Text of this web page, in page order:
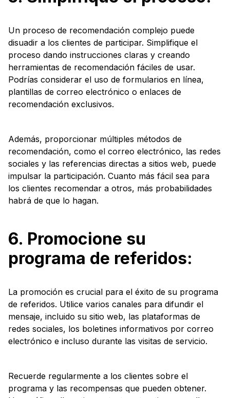
Un proceso de recomendación complejo puede
disuadir a los clientes de participar. Simplifique el
proceso dando instrucciones claras y creando
herramientas de recomendación fáciles de usar.
Podrías considerar el uso de formularios en línea,
plantillas de correo electrónico o enlaces de
recomendación exclusivos.
Además, proporcionar múltiples métodos de
recomendación, como el correo electrónico, las redes
sociales y las referencias directas a sitios web, puede
impulsar la participación. Cuanto más fácil sea para
los clientes recomendar a otros, más probabilidades
habrá de que lo hagan.
6. Promocione su
programa de referidos:
La promoción es crucial para el éxito de su programa
de referidos. Utilice varios canales para difundir el
mensaje, incluido su sitio web, las plataformas de
redes sociales, los boletines informativos por correo
electrónico e incluso durante las visitas de servicio.
Recuerde regularmente a los clientes sobre el
programa y las recompensas que pueden obtener.